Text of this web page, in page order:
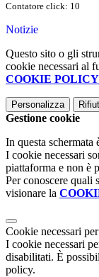
Contatore click: 10
Notizie
Questo sito o gli
cookie necessari al
COOKIE POLICY
Personalizza
Gestione cookie
In questa schermata
I cookie necessari
piattaforma e non è
Per conoscere quali
visionare la
Cookie necessari
I cookie necessari
disabilitati. È
policy.